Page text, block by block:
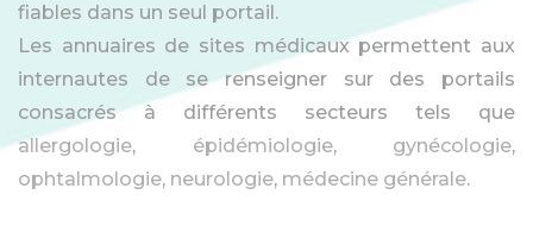
fiables dans un seul portail.
Les annuaires de sites médicaux permettent aux
internautes de se renseigner sur des portails
consacrés à différents secteurs tels que
allergologie, épidémiologie, gynécologie,
ophtalmologie, neurologie, médecine générale.